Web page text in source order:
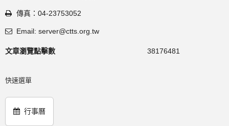
傳真：04-23753052
Email: server@ctts.org.tw
文章瀏覽點擊數 38176481
快速選單
行事曆